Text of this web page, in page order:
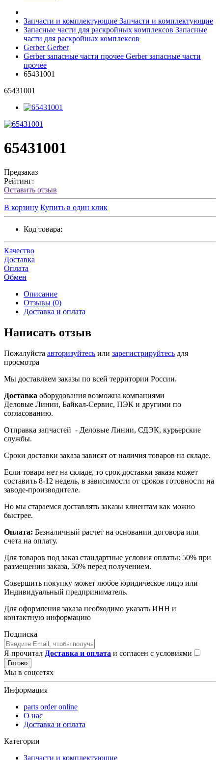
Запчасти и комплектующие Запчасти и комплектующие
Запасные части для раскройных комплексов Запасные
части для раскройных комплексов
GerberGerber
Gerber запасные части прочее Gerber запасные части
прочее
65431001
65431001
65431001
Предзаказ
Рейтинг:
Оставить отзыв
В корзину Купить в один клик
Код товара:
Качество
Доставка
Оплата
Обмен
Описание
Отзывы (0)
Доставка и оплата
Написать отзыв
Пожалуйста авторизуйтесь или зарегистрируйтесь для
просмотра
Мы доставляем заказы по всей территории России.
Доставка оборудования возможна компаниями
Деловые Линии, Байкал-Сервис, ПЭК и другими по
согласованию.
Отправка запчастей - Деловые Линии, СДЭК, курьерские
службы.
Сроки доставки заказа зависят от наличия товаров на складе.
Если товара нет на складе, то срок доставки заказа может
составить 8-12 недель, в зависимости от сроков готовности на
заводе-производителе.
Но мы стараемся доставлять заказы клиентам как можно
быстрее.
Оплата: Безналичный расчет на основании договора или
счета на оплату.
Для товаров под заказ стандартные условия оплаты: 50% при
размещении заказа, 50% перед получением.
Совершить покупку может любое юридическое лицо или
Индивидуальный предприниматель.
Для оформления заказа необходимо указать ИНН и
контактную информацию
Подписка
Я прочитал Доставка и оплата и согласен с условиями
Готово
Мы в соцсетях
Информация
parts order onlinе
О нас
Доставка и оплата
Категории
Запчасти и комплектующие